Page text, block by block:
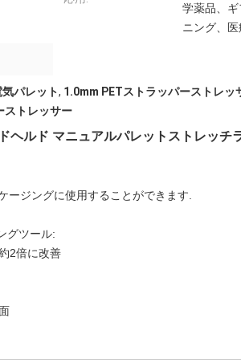
学薬品、
ニング、医
パレット, 1.0mm PETストラッパーストレッ
ストレッサー
ヘルド マニュアルパレットストレッチ
ージングに使用することができます.
グツール:
2倍に改善